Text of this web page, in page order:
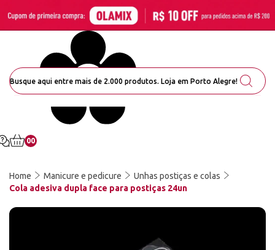
00
Home Manicure e pedicure
Unhas postiças e colas
Cola adesiva dupla face para postiças 24un